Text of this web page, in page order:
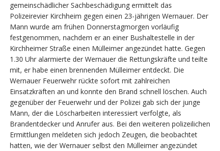
gemeinschädlicher Sachbeschädigung ermittelt das
Polizeirevier Kirchheim gegen einen 23-jährigen Wernauer. Der
Mann wurde am frühen Donnerstagmorgen vorläufig
festgenommen, nachdem er an einer Bushaltestelle in der
Kirchheimer Straße einen Mülleimer angezündet hatte. Gegen
1.30 Uhr alarmierte der Wernauer die Rettungskräfte und teilte
mit, er habe einen brennenden Mülleimer entdeckt. Die
Wernauer Feuerwehr rückte sofort mit zahlreichen
Einsatzkräften an und konnte den Brand schnell löschen. Auch
gegenüber der Feuerwehr und der Polizei gab sich der junge
Mann, der die Löscharbeiten interessiert verfolgte, als
Brandentdecker und Anrufer aus. Bei den weiteren polizeilichen
Ermittlungen meldeten sich jedoch Zeugen, die beobachtet
hatten, wie der Wernauer selbst den Mülleimer angezündet